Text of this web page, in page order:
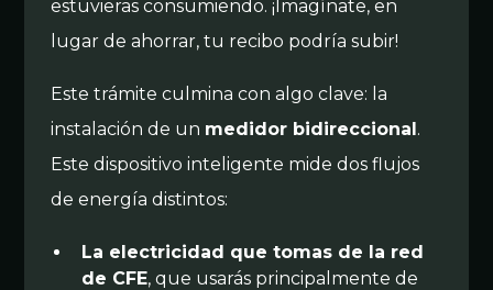
estuvieras consumiendo. ¡Imagínate, en
lugar de ahorrar, tu recibo podría subir!
Este trámite culmina con algo clave: la
instalación de un medidor bidireccional.
Este dispositivo inteligente mide dos flujos
de energía distintos:
La electricidad que tomas de la red
de CFE, que usarás principalmente de